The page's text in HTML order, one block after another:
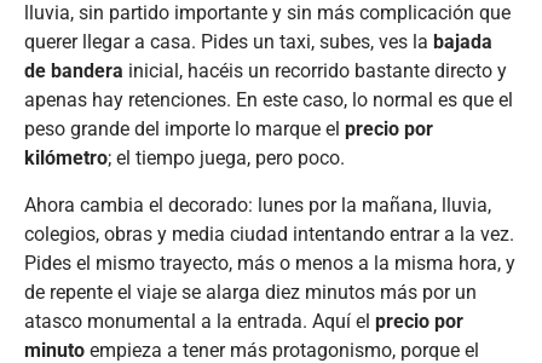
lluvia, sin partido importante y sin más complicación que
querer llegar a casa. Pides un taxi, subes, ves la bajada
de bandera inicial, hacéis un recorrido bastante directo y
apenas hay retenciones. En este caso, lo normal es que el
peso grande del importe lo marque el precio por
kilómetro; el tiempo juega, pero poco.
Ahora cambia el decorado: lunes por la mañana, lluvia,
colegios, obras y media ciudad intentando entrar a la vez.
Pides el mismo trayecto, más o menos a la misma hora, y
de repente el viaje se alarga diez minutos más por un
atasco monumental a la entrada. Aquí el precio por
minuto empieza a tener más protagonismo, porque el